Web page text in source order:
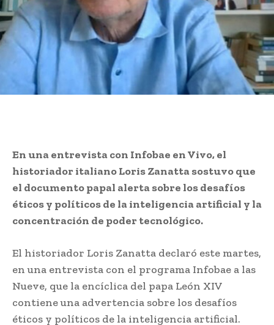
En una entrevista con Infobae en Vivo, el
historiador italiano Loris Zanatta sostuvo que
el documento papal alerta sobre los desafíos
éticos y políticos de la inteligencia artificial y la
concentración de poder tecnológico.
El historiador Loris Zanatta declaró este martes,
en una entrevista con el programa Infobae a las
Nueve, que la encíclica del papa León XIV
contiene una advertencia sobre los desafíos
éticos y políticos de la inteligencia artificial.